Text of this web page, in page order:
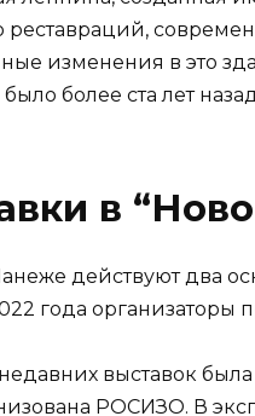
реставраций,
изменения в это
более ста лет
в
действуют два
года организаторы
выставок
РОСИЗО. В